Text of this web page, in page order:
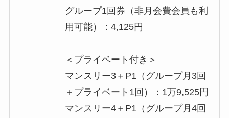
グループ1回券（非月会費会員も利
用可能）：4,125円
＜プライベート付き＞
マンスリー3＋P1（グループ月3回
＋プライベート1回）：1万9,525円
マンスリー4＋P1（グループ月4回